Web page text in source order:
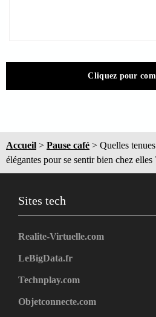
Cliquez pour
Accueil > Pause café > Quelles
élégantes pour se sentir bien chez elles
Sites tech
Realite-Virtuelle.com
LeBigData.fr
Technplay.com
Objetconnecte.com